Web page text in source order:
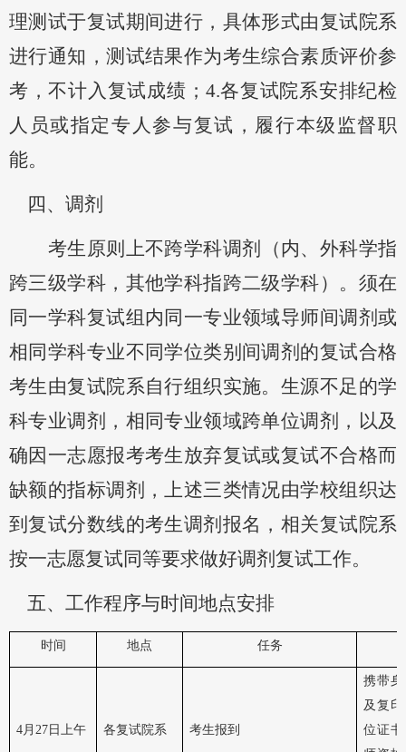
理测试于复试期间进行 ， 具体形式由复试院系
进行通知，测试结果作为考生综合素质评价参
考，不计入复试成绩 ； 4.各复试院系安排纪检
人员或指定专人参与复试， 履行本级监督职
能。
四、调剂
考生原则上不跨学科调剂（内、外科学指
跨三级学科，其他学科指跨二级学科）。 须在
同一学科复试组内同一专业领域导师间调剂或
相同学科专业不同学位类别间调剂 的复试合格
考生由复试院系自行组织实施。 生源不足的学
科专业调剂， 相同专业领域跨单位调剂，以及
确因一志愿报考考生放弃复试或复试不合格而
缺额的指标调剂，上述三类情况由学校组织达
到复试分数线的考生调剂报名 ，相关复试院系
按一志愿复试同等要求做好调剂复试工作。
五、 工作程序与时间地点安排
时间 地点 任务
4月 27 日 上午 各复试院系 考生报到
携带
及复
位证